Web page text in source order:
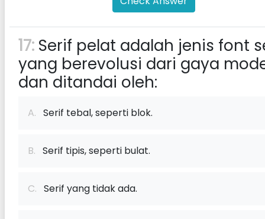
17: Serif pelat adalah jenis font
yang berevolusi dari gaya
dan ditandai oleh:
A. Serif tebal, seperti blok.
B. Serif tipis, seperti bulat.
C. Serif yang tidak ada.